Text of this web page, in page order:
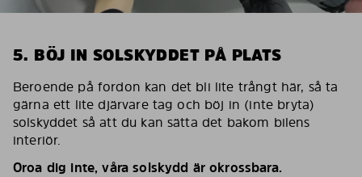
5. BÖJ IN SOLSKYDDET PÅ PLATS
Beroende på fordon kan det bli lite trångt här, så ta
gärna ett lite djärvare tag och böj in (inte bryta)
solskyddet så att du kan sätta det bakom bilens
interiör.
Oroa dig inte, våra solskydd är okrossbara.